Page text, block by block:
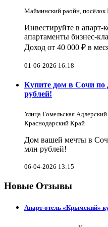
Майминский раойн,
Инвестируйте в апарт-
апартаменты бизнес-
Доход от 40 000 ₽ в
01-06-2026 16:18
Купите дом в Сочи по
рублей!
Улица Гомельская
Краснодарский Край
Дом вашей мечты в
млн рублей!
06-04-2026 13:15
Новые Отзывы
Апарт-отель «Крымский»